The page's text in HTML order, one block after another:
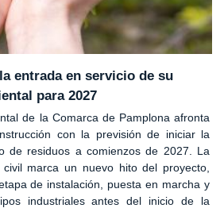
entrada en servicio de su
para 2027
de la Comarca de Pamplona afronta
con la previsión de iniciar la
de residuos a comienzos de 2027. La
marca un nuevo hito del proyecto,
de instalación, puesta en marcha y
industriales antes del inicio de la